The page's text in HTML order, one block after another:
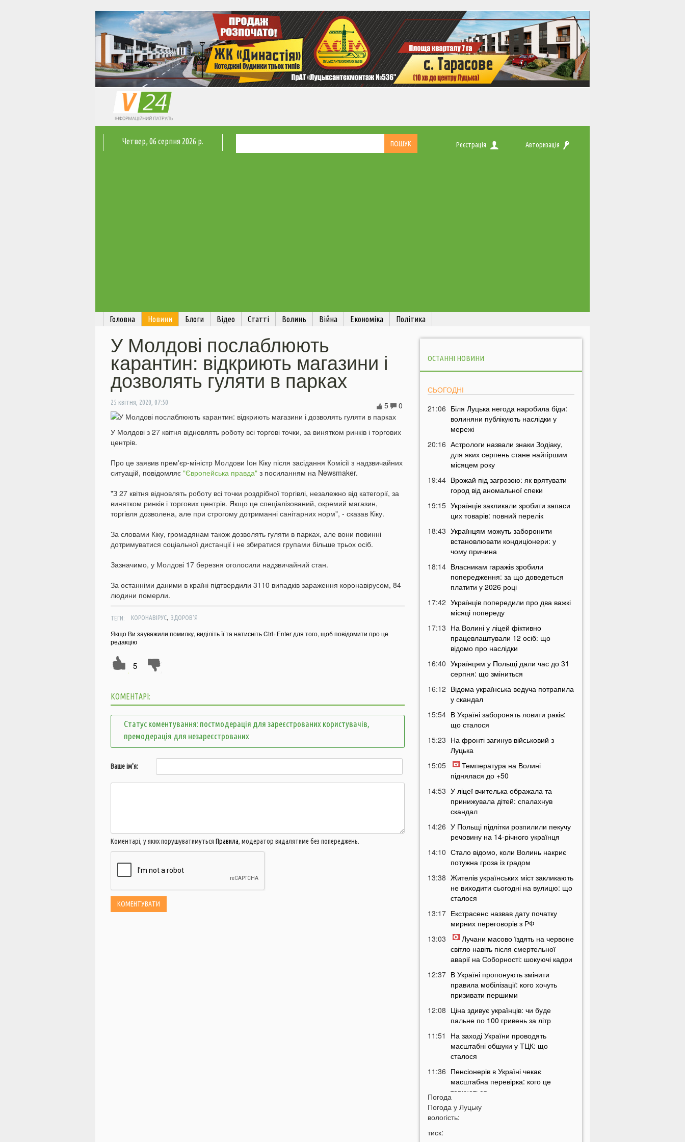
Четвер, 06 серпня 2026 р. Реєстрація Авторизація
Головна Новини Блоги Відео Статті Волинь Війна Економіка Політика
У Молдові послаблюють
карантин: відкриють магазини і
дозволять гуляти в парках
25 квітня, 2020, 07:50 0
5
У Молдові з 27 квітня відновлять роботу всі торгові точки, за винятком ринків і торгових
центрів.
Про це заявив прем'єр-міністр Молдови Іон Кіку після засідання Комісії з надзвичайних
ситуацій, повідомляє "Європейська правда" з посиланням на Newsmaker.
"З 27 квітня відновлять роботу всі точки роздрібної торгівлі, незалежно від категорії, за
винятком ринків і торгових центрів. Якщо це спеціалізований, окремий магазин,
торгівля дозволена, але при строгому дотриманні санітарних норм", - сказав Кіку.
За словами Кіку, громадянам також дозволять гуляти в парках, але вони повинні
дотримуватися соціальної дистанції і не збиратися групами більше трьох осіб.
Зазначимо, у Молдові 17 березня оголосили надзвичайний стан.
За останніми даними в країні підтвердили 3110 випадків зараження коронавірусом, 84
людини померли.
ТЕГИ: КОРОНАВІРУС, ЗДОРОВ'Я
Якщо Ви зауважили помилку, виділіть її та натисніть Ctrl+Enter для того, щоб повідомити про це
редакцію
5
КОМЕНТАРІ:
Статус коментування: постмодерація для зареєстрованих користувачів,
премодерація для незареєстрованих
Ваше ім'я:
Коментарі, у яких порушуватимуться Правила, модератор видалятиме без попереджень.
ОСТАННІ НОВИНИ
СЬОГОДНІ
21:06 Біля Луцька негода наробила біди:
волиняни публікують наслідки у
мережі
20:16 Астрологи назвали знаки Зодіаку,
для яких серпень стане найгіршим
місяцем року
19:44 Врожай під загрозою: як врятувати
город від аномальної спеки
19:15 Українців закликали зробити запаси
цих товарів: повний перелік
18:43 Українцям можуть заборонити
встановлювати кондиціонери: у
чому причина
18:14 Власникам гаражів зробили
попередження: за що доведеться
платити у 2026 році
17:42 Українців попередили про два важкі
місяці попереду
17:13 На Волині у ліцей фіктивно
працевлаштували 12 осіб: що
відомо про наслідки
16:40 Українцям у Польщі дали час до 31
серпня: що зміниться
16:12 Відома українська ведуча потрапила
у скандал
15:54 В Україні заборонять ловити раків:
що сталося
15:23 На фронті загинув військовий з
Луцька
15:05
Температура на Волині
піднялася до +50
14:53 У ліцеї вчителька ображала та
принижувала дітей: спалахнув
скандал
14:26 У Польщі підлітки розпилили пекучу
речовину на 14-річного українця
14:10 Стало відомо, коли Волинь накриє
потужна гроза із градом
13:38 Жителів українських міст закликають
не виходити сьогодні на вулицю: що
сталося
13:17 Екстрасенс назвав дату початку
мирних переговорів з РФ
13:03
Лучани масово їздять на червоне
світло навіть після смертельної
аварії на Соборності: шокуючі кадри
12:37 В Україні пропонують змінити
правила мобілізації: кого хочуть
призивати першими
12:08 Ціна здивує українців: чи буде
пальне по 100 гривень за літр
11:51
На заході України проводять
масштабні обшуки у ТЦК: що
сталося
11:36 Пенсіонерів в Україні чекає
масштабна перевірка: кого це
торкнеться
11:07 Україну накриє потужна магнітна
буря: названі небезпечні дати
10:50
Погода
Погода у Луцьку
вологість:
тиск: